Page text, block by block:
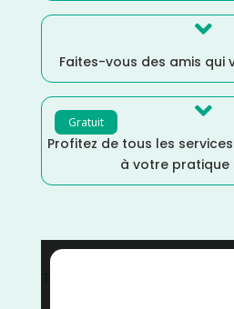

Faites-vous des amis qui
Gratuit 
Profitez de tous les
à votre pratique
Trail
Dénivelé